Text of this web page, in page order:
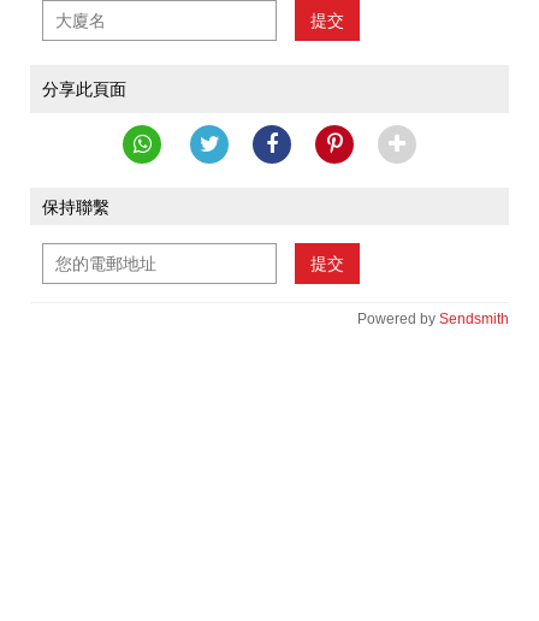
提交
分享此頁面
保持聯繫
提交
Powered by Sendsmith